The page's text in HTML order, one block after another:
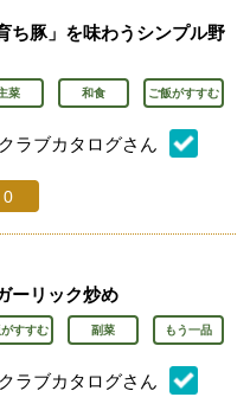
ち豚」を味わうシンプル野
菜 和食 ご飯がすすむ
ラブカタログさん
登録：
コメント：
0
ーリック炒め
すすむ 副菜 もう一品
ラブカタログさん